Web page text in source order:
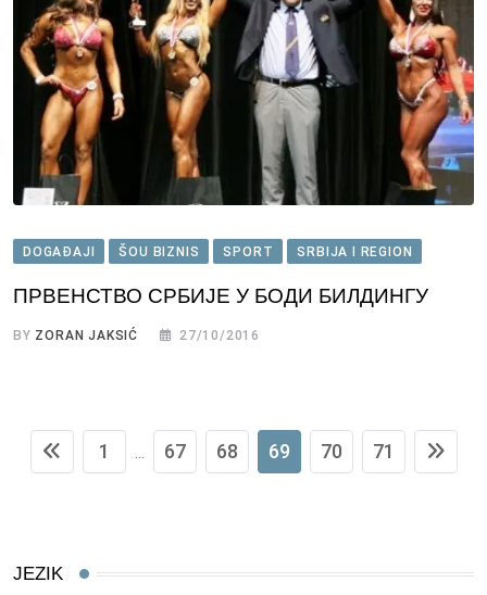
DOGAĐAJI ŠOU BIZNIS SPORT SRBIJA I REGION
ПРВЕНСТВО СРБИЈЕ У БОДИ БИЛДИНГУ
BY ZORAN JAKSIĆ 27/10/2016
1 67 68 69 70 71
JEZIK